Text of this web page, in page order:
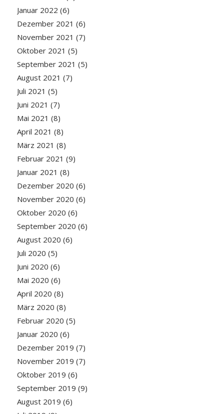
Januar 2022 (6)
Dezember 2021 (6)
November 2021 (7)
Oktober 2021 (5)
September 2021 (5)
August 2021 (7)
Juli 2021 (5)
Juni 2021 (7)
Mai 2021 (8)
April 2021 (8)
März 2021 (8)
Februar 2021 (9)
Januar 2021 (8)
Dezember 2020 (6)
November 2020 (6)
Oktober 2020 (6)
September 2020 (6)
August 2020 (6)
Juli 2020 (5)
Juni 2020 (6)
Mai 2020 (6)
April 2020 (8)
März 2020 (8)
Februar 2020 (5)
Januar 2020 (6)
Dezember 2019 (7)
November 2019 (7)
Oktober 2019 (6)
September 2019 (9)
August 2019 (6)